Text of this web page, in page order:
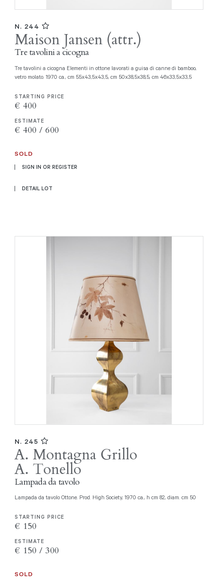
N. 244
Maison Jansen (attr.)
Tre tavolini a cicogna
Tre tavolini a cicogna Elementi in ottone lavorati a guisa di canne di bamboo,
vetro molato. 1970 ca., cm 55x43,5x43,5, cm 50x38,5x38,5, cm 46x33,5x33,5
STARTING PRICE
€ 400
ESTIMATE
€ 400 / 600
SOLD
SIGN IN OR REGISTER
DETAIL LOT
N. 245
A. Montagna Grillo
A. Tonello
Lampada da tavolo
Lampada da tavolo Ottone. Prod. High Society, 1970 ca., h cm 82, diam. cm 50
STARTING PRICE
€ 150
ESTIMATE
€ 150 / 300
SOLD